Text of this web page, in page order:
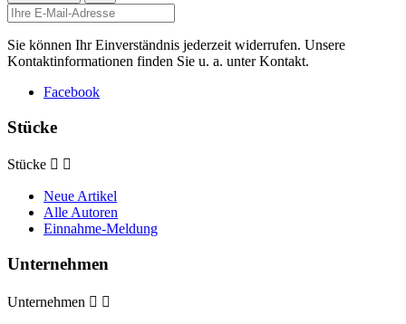
Sie können Ihr Einverständnis jederzeit widerrufen. Unsere
Kontaktinformationen finden Sie u. a. unter Kontakt.
Facebook
Stücke
Stücke  
Neue Artikel
Alle Autoren
Einnahme-Meldung
Unternehmen
Unternehmen  